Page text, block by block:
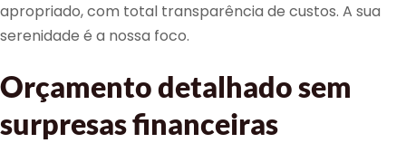
apropriado, com total transparência de custos. A sua
serenidade é a nossa foco.
Orçamento detalhado sem
surpresas financeiras